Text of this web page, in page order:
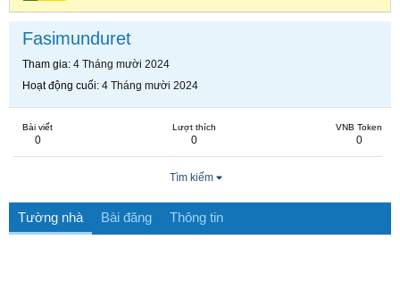
Fasimunduret
Tham gia 4 Tháng mười 2024
Hoạt động cuối 4 Tháng mười 2024
Bài viết
0
Lượt thích
0
VNB Token
0
Tìm kiếm
Tường nhà Bài đăng Thông tin